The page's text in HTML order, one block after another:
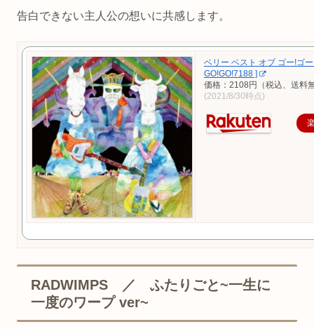
告白できない主人公の想いに共感します。
ベリー ベスト オブ ゴー!ゴ
GO!GO!7188 ]
価格：2108円（税込、送料
(2021/8/30時点)
RADWIMPS ／ ふたりごと~一生に
一度のワープ ver~